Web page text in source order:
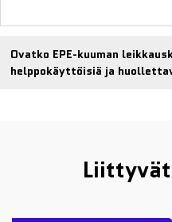
Ovatko EPE-kuuman
helppokäyttöisiä ja